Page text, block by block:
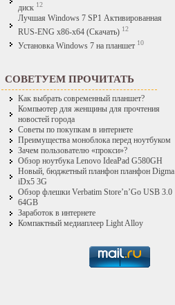
диск 12
Лучшая Windows 7 SP1 Активированная
RUS-ENG x86-x64 (Скачать) 12
Установка Windows 7 на планшет 10
СОВЕТУЕМ ПРОЧИТАТЬ
Как выбрать современный планшет?
Компьютер для женщины для прочтения
новостей города
Советы по покупкам в интернете
Преимущества моноблока перед ноутбуком
Зачем пользователю «прокси»?
Обзор ноутбука Lenovo IdeaPad G580GH
Новый, бюджетный планфон планфон Digma
iDx5 3G
Обзор флешки Verbatim Store’n’Go USB 3.0
64GB
Заработок в интернете
Компактный медиаплеер Light Alloy